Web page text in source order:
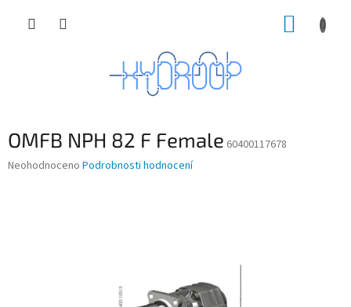
OMFB NPH 82 F Female 60400117678
Průměrné
Neohodnoceno Podrobnosti hodnocení